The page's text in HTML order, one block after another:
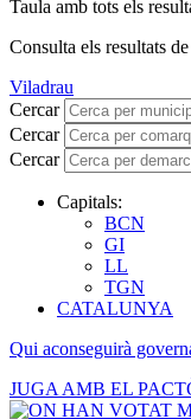
Taula amb tots els
Consulta els resultats
Viladrau
Cercar
Cercar
Cercar
Capitals:
BCN
GI
LL
TGN
CATALUNYA
Qui aconseguirà
JUGA AMB EL